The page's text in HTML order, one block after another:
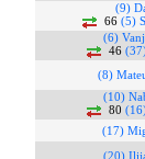
(9)
66 (5)
(6)
46
(8)
(10)
80
(17)
(20)